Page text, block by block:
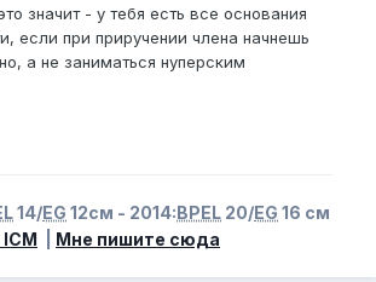
значит - у тебя есть все основания
если при приручении члена начнешь
а не заниматься нуперским
14/EG 12см - 2014:BPEL 20/EG 16 см
Мне пишите сюда